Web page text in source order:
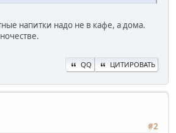
напитки надо не в кафе, а дома.
QQ ЦИТИРОВАТЬ
#2